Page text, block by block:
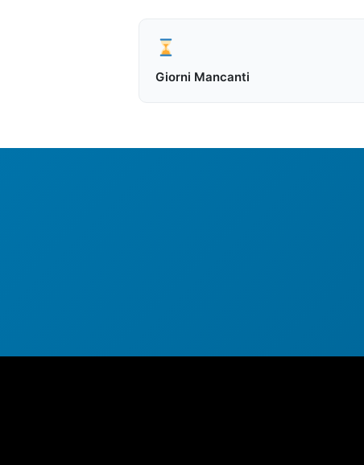
Giorni Mancanti